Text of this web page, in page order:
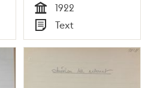
Tid
1922
Typ
Text